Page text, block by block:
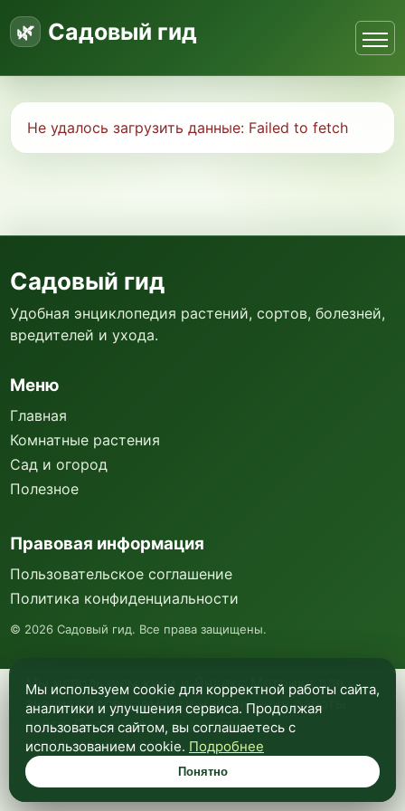
Садовый гид
Не удалось загрузить данные: Failed to fetch
Мы используем куки и Яндекс Метрику для
анализа посещаемости и улучшения работы
сайта. Подробнее —в политике
конфиденциальности.
Понятно
Садовый гид
Удобная энциклопедия растений, сортов, болезней,
вредителей и ухода.
Меню
Главная
Комнатные растения
Сад и огород
Полезное
Правовая информация
Пользовательское соглашение
Политика конфиденциальности
© 2026 Садовый гид. Все права защищены.
Мы используем cookie для корректной работы сайта,
аналитики и улучшения сервиса. Продолжая
пользоваться сайтом, вы соглашаетесь с
использованием cookie. Подробнее
Понятно